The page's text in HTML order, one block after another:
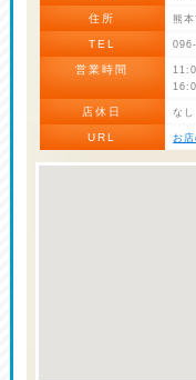
住所 熊
TEL
営業時間
店休日 なし
URL お